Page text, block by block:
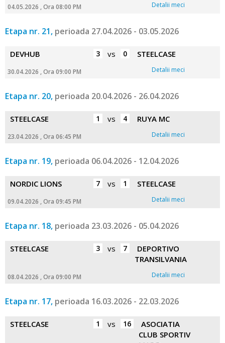
04.05.2026 , Ora 08:00 PM Detalii meci
Etapa nr. 21, perioada 27.04.2026 - 03.05.2026
DEVHUB 3 vs 0 STEELCASE
30.04.2026 , Ora 09:00 PM Detalii meci
Etapa nr. 20, perioada 20.04.2026 - 26.04.2026
STEELCASE 1 vs 4 RUYA MC
23.04.2026 , Ora 06:45 PM Detalii meci
Etapa nr. 19, perioada 06.04.2026 - 12.04.2026
NORDIC LIONS 7 vs 1 STEELCASE
09.04.2026 , Ora 09:45 PM Detalii meci
Etapa nr. 18, perioada 23.03.2026 - 05.04.2026
STEELCASE 3 vs 7
DEPORTIVO
TRANSILVANIA
08.04.2026 , Ora 09:00 PM Detalii meci
Etapa nr. 17, perioada 16.03.2026 - 22.03.2026
STEELCASE 1 vs 16
ASOCIATIA
CLUB SPORTIV